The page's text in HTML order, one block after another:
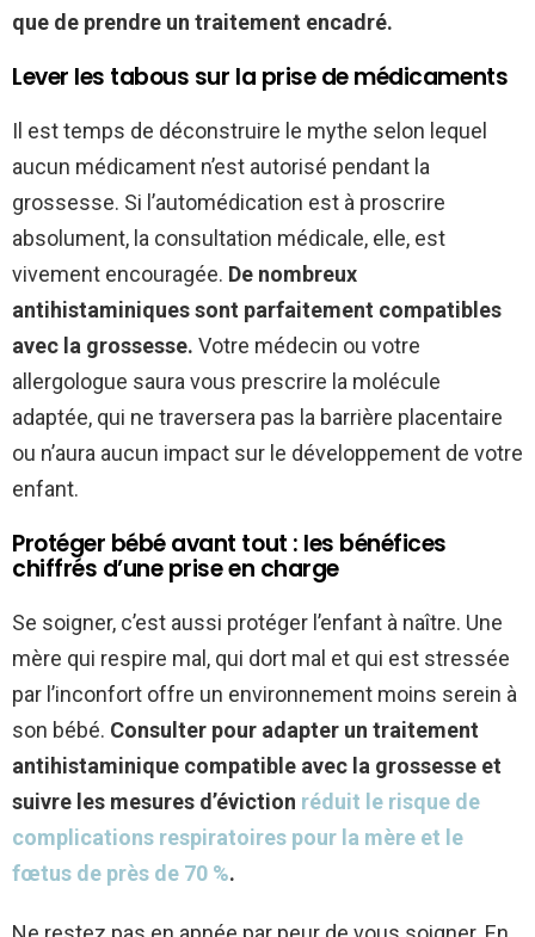
que de prendre un traitement encadré.
Lever les tabous sur la prise de médicaments
Il est temps de déconstruire le mythe selon lequel
aucun médicament n’est autorisé pendant la
grossesse. Si l’automédication est à proscrire
absolument, la consultation médicale, elle, est
vivement encouragée. De nombreux
antihistaminiques sont parfaitement compatibles
avec la grossesse. Votre médecin ou votre
allergologue saura vous prescrire la molécule
adaptée, qui ne traversera pas la barrière placentaire
ou n’aura aucun impact sur le développement de votre
enfant.
Protéger bébé avant tout : les bénéfices
chiffrés d’une prise en charge
Se soigner, c’est aussi protéger l’enfant à naître. Une
mère qui respire mal, qui dort mal et qui est stressée
par l’inconfort offre un environnement moins serein à
son bébé. Consulter pour adapter un traitement
antihistaminique compatible avec la grossesse et
suivre les mesures d’éviction réduit le risque de
complications respiratoires pour la mère et le
fœtus de près de 70 %.